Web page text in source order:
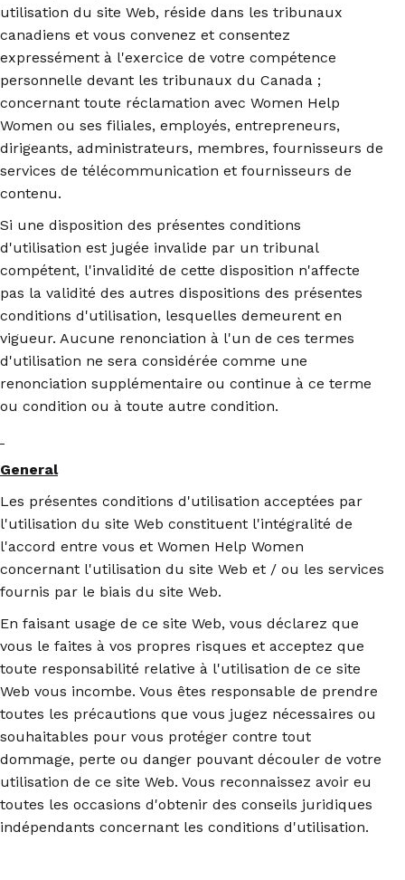
utilisation du site Web, réside dans les tribunaux
canadiens et vous convenez et consentez
expressément à l'exercice de votre compétence
personnelle devant les tribunaux du Canada ;
concernant toute réclamation avec Women Help
Women ou ses filiales, employés, entrepreneurs,
dirigeants, administrateurs, membres, fournisseurs de
services de télécommunication et fournisseurs de
contenu.
Si une disposition des présentes conditions
d'utilisation est jugée invalide par un tribunal
compétent, l'invalidité de cette disposition n'affecte
pas la validité des autres dispositions des présentes
conditions d'utilisation, lesquelles demeurent en
vigueur. Aucune renonciation à l'un de ces termes
d'utilisation ne sera considérée comme une
renonciation supplémentaire ou continue à ce terme
ou condition ou à toute autre condition.
General
Les présentes conditions d'utilisation acceptées par
l'utilisation du site Web constituent l'intégralité de
l'accord entre vous et Women Help Women
concernant l'utilisation du site Web et / ou les services
fournis par le biais du site Web.
En faisant usage de ce site Web, vous déclarez que
vous le faites à vos propres risques et acceptez que
toute responsabilité relative à l'utilisation de ce site
Web vous incombe. Vous êtes responsable de prendre
toutes les précautions que vous jugez nécessaires ou
souhaitables pour vous protéger contre tout
dommage, perte ou danger pouvant découler de votre
utilisation de ce site Web. Vous reconnaissez avoir eu
toutes les occasions d'obtenir des conseils juridiques
indépendants concernant les conditions d'utilisation.